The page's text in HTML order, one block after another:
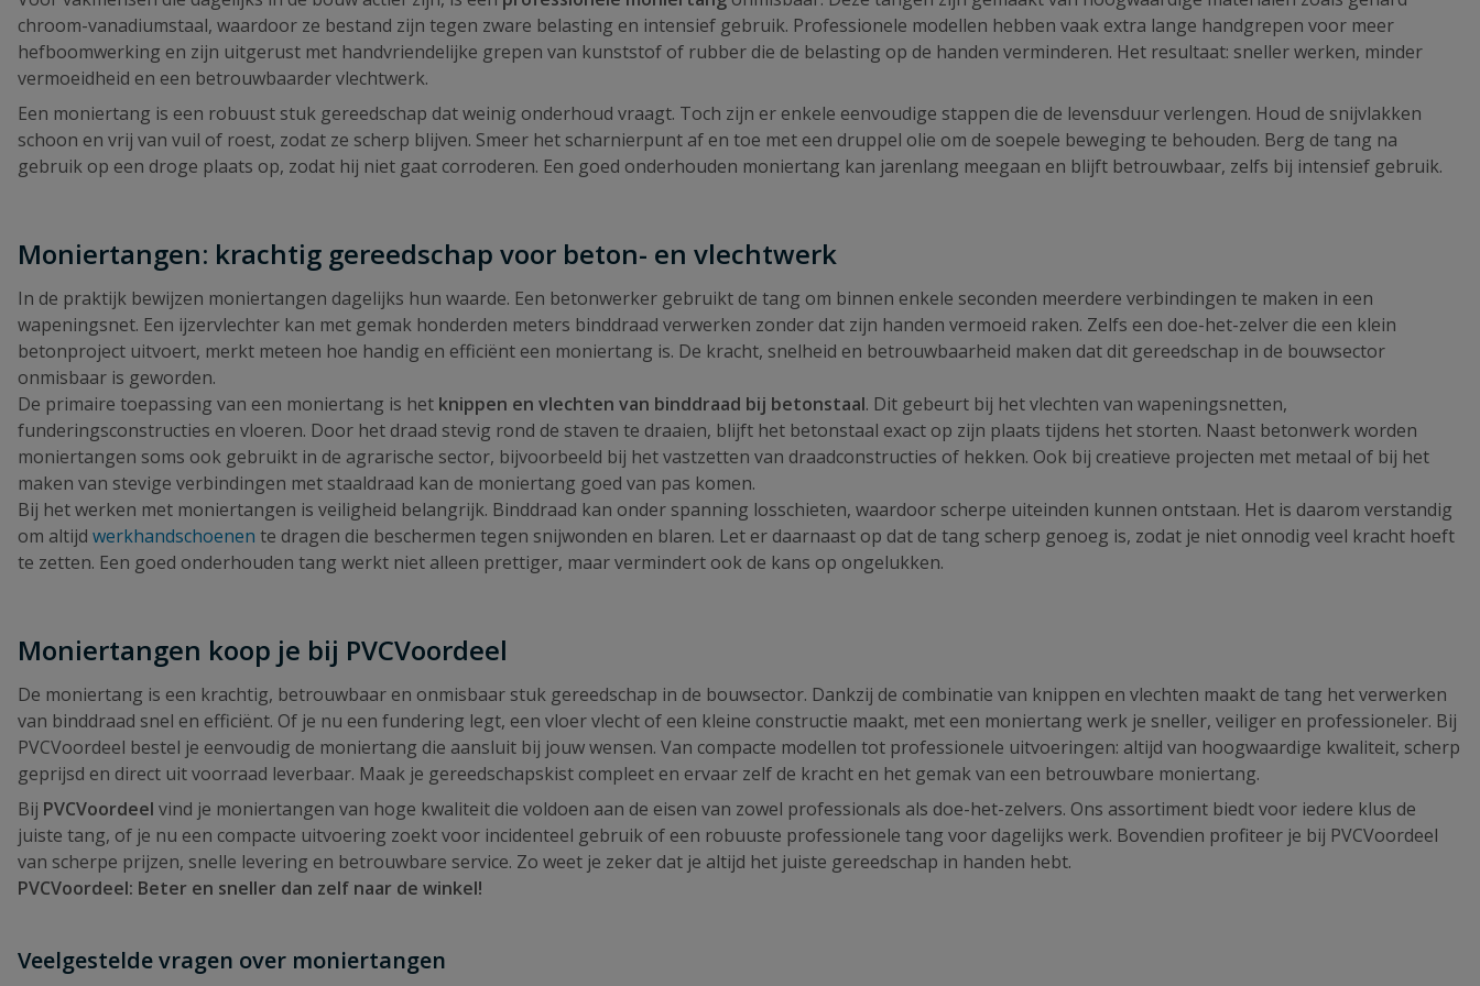
chroom-vanadiumstaal, waardoor ze bestand zijn tegen zware belasting en intensief gebruik. Professionele modellen hebben vaak extra lange handgrepen voor meer
hefboomwerking en zijn uitgerust met handvriendelijke grepen van kunststof of rubber die de belasting op de handen verminderen. Het resultaat: sneller werken, minder
vermoeidheid en een betrouwbaarder vlechtwerk.
Een moniertang is een robuust stuk gereedschap dat weinig onderhoud vraagt. Toch zijn er enkele eenvoudige stappen die de levensduur verlengen. Houd de snijvlakken
schoon en vrij van vuil of roest, zodat ze scherp blijven. Smeer het scharnierpunt af en toe met een druppel olie om de soepele beweging te behouden. Berg de tang na
gebruik op een droge plaats op, zodat hij niet gaat corroderen. Een goed onderhouden moniertang kan jarenlang meegaan en blijft betrouwbaar, zelfs bij intensief gebruik.
Moniertangen: krachtig gereedschap voor beton- en vlechtwerk
In de praktijk bewijzen moniertangen dagelijks hun waarde. Een betonwerker gebruikt de tang om binnen enkele seconden meerdere verbindingen te maken in een
wapeningsnet. Een ijzervlechter kan met gemak honderden meters binddraad verwerken zonder dat zijn handen vermoeid raken. Zelfs een doe-het-zelver die een klein
betonproject uitvoert, merkt meteen hoe handig en efficiënt een moniertang is. De kracht, snelheid en betrouwbaarheid maken dat dit gereedschap in de bouwsector
onmisbaar is geworden.
De primaire toepassing van een moniertang is het knippen en vlechten van binddraad bij betonstaal. Dit gebeurt bij het vlechten van wapeningsnetten,
funderingsconstructies en vloeren. Door het draad stevig rond de staven te draaien, blijft het betonstaal exact op zijn plaats tijdens het storten. Naast betonwerk worden
moniertangen soms ook gebruikt in de agrarische sector, bijvoorbeeld bij het vastzetten van draadconstructies of hekken. Ook bij creatieve projecten met metaal of bij het
maken van stevige verbindingen met staaldraad kan de moniertang goed van pas komen.
Bij het werken met moniertangen is veiligheid belangrijk. Binddraad kan onder spanning losschieten, waardoor scherpe uiteinden kunnen ontstaan. Het is daarom verstandig
om altijd werkhandschoenen te dragen die beschermen tegen snijwonden en blaren. Let er daarnaast op dat de tang scherp genoeg is, zodat je niet onnodig veel kracht hoeft
te zetten. Een goed onderhouden tang werkt niet alleen prettiger, maar vermindert ook de kans op ongelukken.
Moniertangen koop je bij PVCVoordeel
De moniertang is een krachtig, betrouwbaar en onmisbaar stuk gereedschap in de bouwsector. Dankzij de combinatie van knippen en vlechten maakt de tang het verwerken
van binddraad snel en efficiënt. Of je nu een fundering legt, een vloer vlecht of een kleine constructie maakt, met een moniertang werk je sneller, veiliger en professioneler. Bij
PVCVoordeel bestel je eenvoudig de moniertang die aansluit bij jouw wensen. Van compacte modellen tot professionele uitvoeringen: altijd van hoogwaardige kwaliteit, scherp
geprijsd en direct uit voorraad leverbaar. Maak je gereedschapskist compleet en ervaar zelf de kracht en het gemak van een betrouwbare moniertang.
Bij PVCVoordeel vind je moniertangen van hoge kwaliteit die voldoen aan de eisen van zowel professionals als doe-het-zelvers. Ons assortiment biedt voor iedere klus de
juiste tang, of je nu een compacte uitvoering zoekt voor incidenteel gebruik of een robuuste professionele tang voor dagelijks werk. Bovendien profiteer je bij PVCVoordeel
van scherpe prijzen, snelle levering en betrouwbare service. Zo weet je zeker dat je altijd het juiste gereedschap in handen hebt.
PVCVoordeel: Beter en sneller dan zelf naar de winkel!
Veelgestelde vragen over moniertangen